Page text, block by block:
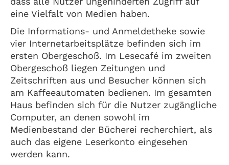
eine Vielfalt von Medien haben.
Die Informations- und Anmeldetheke sowie
vier Internetarbeitsplätze befinden sich im
ersten Obergeschoß. Im Lesecafé im zweiten
Obergeschoß liegen Zeitungen und
Zeitschriften aus und Besucher können sich
am Kaffeeautomaten bedienen. Im gesamten
Haus befinden sich für die Nutzer zugängliche
Computer, an denen sowohl im
Medienbestand der Bücherei recherchiert, als
auch das eigene Leserkonto eingesehen
werden kann.